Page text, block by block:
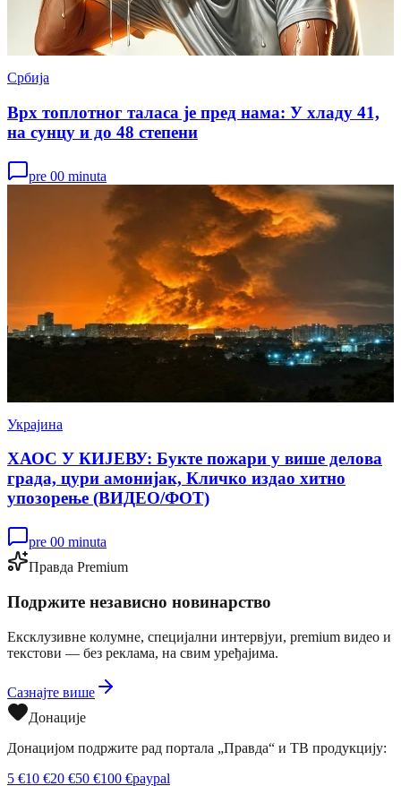
Србија
Врх топлотног таласа је пред нама: У хладу 41,
на сунцу и до 48 степени
pre 00 minuta
Украјина
ХАОС У КИЈЕВУ: Букте пожари у више делова
града, цури амонијак, Кличко издао хитно
упозорење (ВИДЕО/ФОТ)
pre 00 minuta
Правда Premium
Подржите независно новинарство
Ексклузивне колумне, специјални интервјуи, premium видео и
текстови — без реклама, на свим уређајима.
Сазнајте више
Донације
Донацијом подржите рад портала „Правда“ и ТВ продукцију:
5 €10 €20 €50 €100 €paypal